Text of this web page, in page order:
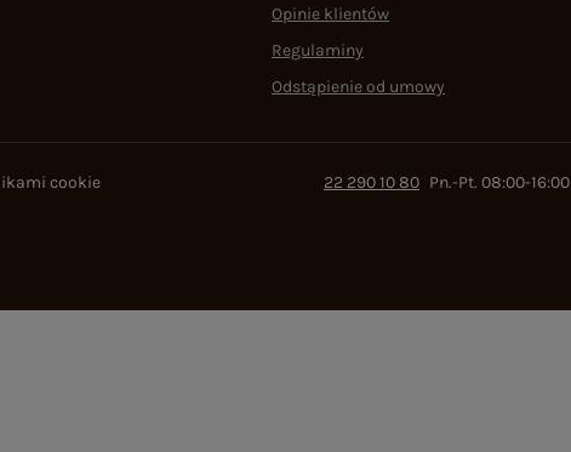
Opinie klientów
Regulaminy
Odstąpienie od umowy
cookie 22 290 10 80 Pn.-Pt. 08:00-16:00